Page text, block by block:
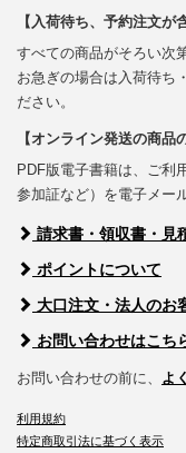
【入荷待ち、予約注文が
すべての商品がそろい次
お急ぎの場合は入荷待ち
ださい。
【オンライン発送の商品
PDF版電子書籍は、ご利
参加証など）を電子メー
請求書・領収書・見
ポイントについて
大口注文・法人のお
お問い合わせはこち
お問い合わせの前に、 よ
利用規約
特定商取引法に基づく表示